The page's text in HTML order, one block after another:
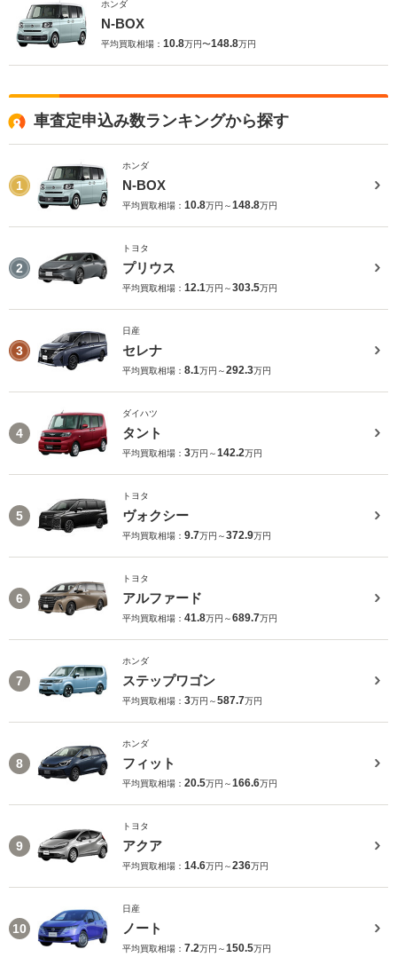
ホンダ
N-BOX
平均買取相場： 10.8万円〜148.8万円
車査定申込み数ランキングから探す
1
ホンダ
N-BOX
平均買取相場： 10.8万円～148.8万円
2
トヨタ
プリウス
平均買取相場： 12.1万円～303.5万円
3
日産
セレナ
平均買取相場： 8.1万円～292.3万円
4
ダイハツ
タント
平均買取相場： 3万円～142.2万円
5
トヨタ
ヴォクシー
平均買取相場： 9.7万円～372.9万円
6
トヨタ
アルファード
平均買取相場： 41.8万円～689.7万円
7
ホンダ
ステップワゴン
平均買取相場： 3万円～587.7万円
8
ホンダ
フィット
平均買取相場： 20.5万円～166.6万円
9
トヨタ
アクア
平均買取相場： 14.6万円～236万円
10
日産
ノート
平均買取相場： 7.2万円～150.5万円